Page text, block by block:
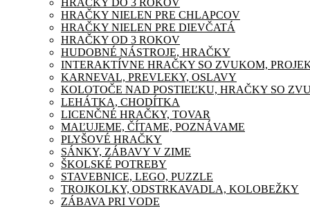
HRAČKY DO 3 ROKOV
HRAČKY NIELEN PRE CHLAPCOV
HRAČKY NIELEN PRE DIEVČATÁ
HRAČKY OD 3 ROKOV
HUDOBNÉ NÁSTROJE, HRAČKY
INTERAKTÍVNE HRAČKY SO ZVUKOM,
KARNEVAL, PREVLEKY, OSLAVY
KOLOTOČE NAD POSTIEĽKU, HRAČKY SO
LEHÁTKA, CHODÍTKA
LICENČNÉ HRAČKY, TOVAR
MAĽUJEME, ČÍTAME, POZNÁVAME
PLYŠOVÉ HRAČKY
SÁNKY, ZÁBAVY V ZIME
ŠKOLSKÉ POTREBY
STAVEBNICE, LEGO, PUZZLE
TROJKOLKY, ODSTRKAVADLA, KOLOBEŽKY
ZÁBAVA PRI VODE